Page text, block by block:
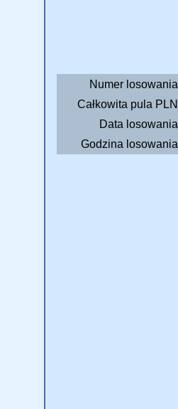
Numer losowania
Całkowita pula PLN
Data losowania
Godzina losowania